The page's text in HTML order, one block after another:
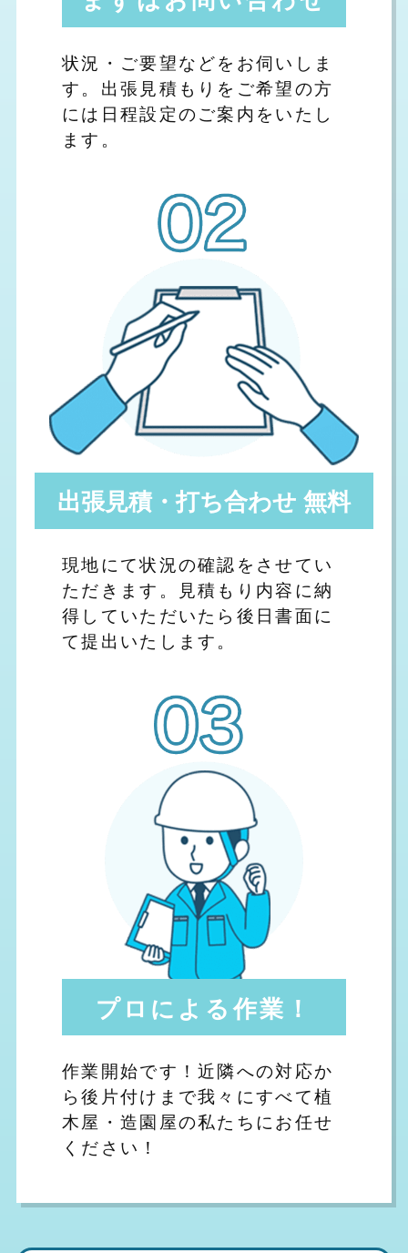
状況・ご要望などをお伺いしま
す。出張見積もりをご希望の方
には日程設定のご案内をいたし
ます。
出張見積・打ち合わせ 無料
現地にて状況の確認をさせてい
ただきます。見積もり内容に納
得していただいたら後日書面に
て提出いたします。
プロによる作業！
作業開始です！近隣への対応か
ら後片付けまで我々にすべて植
木屋・造園屋の私たちにお任せ
ください！